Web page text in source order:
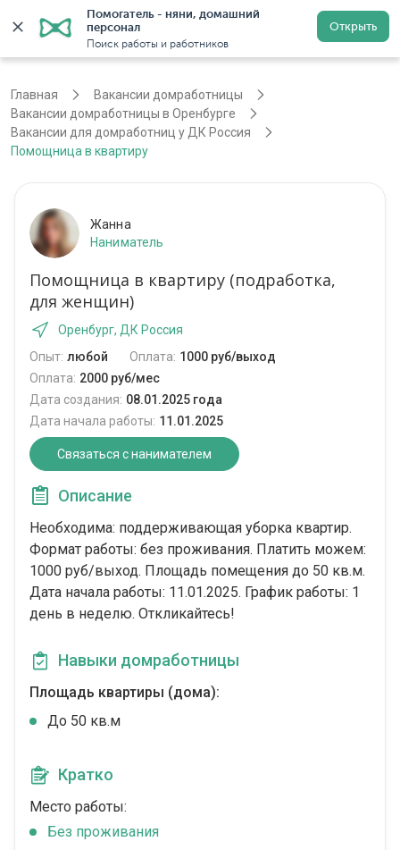
Помогатель - няни, домашний
персонал
Поиск работы и работников
Открыть
Регистрация
Главная
Вакансии домработницы
Вакансии домработницы в Оренбурге
Вакансии для домработниц у ДК Россия
Помощница в квартиру
Жанна
Наниматель
Помощница в квартиру (подработка,
для женщин)
Оренбург, ДК Россия
Опыт: любой Оплата: 1000 руб/выход
Оплата: 2000 руб/мес
Дата создания: 08.01.2025 года
Дата начала работы: 11.01.2025
Связаться с нанимателем
Описание
Необходима: поддерживающая уборка квартир.
Формат работы: без проживания. Платить можем:
1000 руб/выход. Площадь помещения до 50 кв.м.
Дата начала работы: 11.01.2025. График работы: 1
день в неделю. Откликайтесь!
Навыки домработницы
Площадь квартиры (дома):
До 50 кв.м
Кратко
Место работы:
Без проживания